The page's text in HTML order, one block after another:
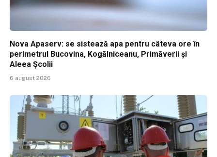
Nova Apaserv: se sistează apa pentru câteva ore în
perimetrul Bucovina, Kogălniceanu, Primăverii și
Aleea Școlii
6 august 2026